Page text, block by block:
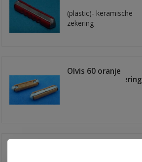
(plastic)- keramische
zekering
Olvis 60 oranje
ceramische zekering